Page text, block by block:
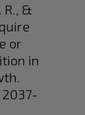
R., &
or
in
2037-